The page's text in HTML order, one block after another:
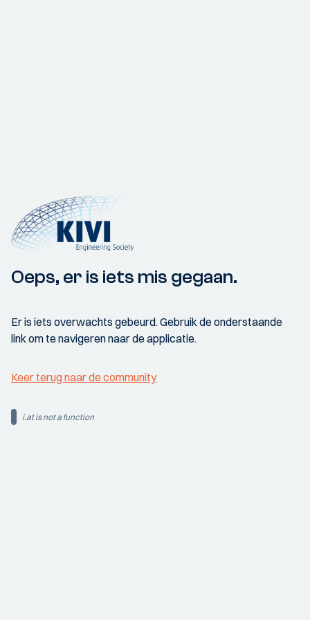
Oeps, er is iets mis gegaan.
Er is iets overwachts gebeurd. Gebruik de onderstaande
link om te navigeren naar de applicatie.
Keer terug naar de community
i.at is not a function